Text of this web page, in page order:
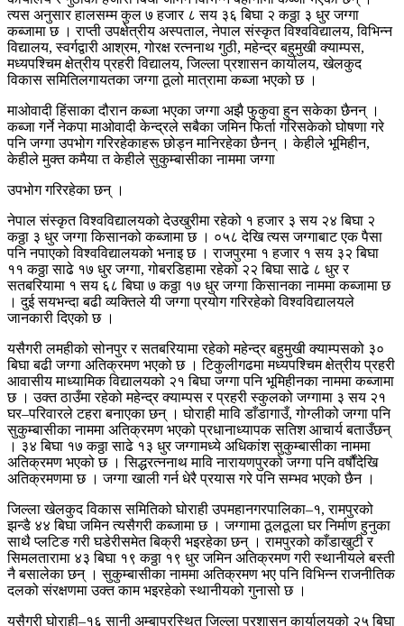
त्यस अनुसार हालसम्म कुल ७ हजार ८ सय ३६ बिघा २ कठ्ठा ३ धुर जग्गा
कब्जामा छ । राप्ती उपक्षेत्रीय अस्पताल, नेपाल संस्कृत विश्वविद्यालय, विभिन्न
विद्यालय, स्वर्गद्वारी आश्रम, गोरक्ष रत्ननाथ गुठी, महेन्द्र बहुमुखी क्याम्पस,
मध्यपश्चिम क्षेत्रीय प्रहरी विद्यालय, जिल्ला प्रशासन कार्यालय, खेलकुद
विकास समितिलगायतका जग्गा ठूलो मात्रामा कब्जा भएको छ ।
माओवादी हिंसाका दौरान कब्जा भएका जग्गा अझै फुकुवा हुन सकेका छैनन् ।
कब्जा गर्ने नेकपा माओवादी केन्द्रले सबैका जमिन फिर्ता गरिसकेको घोषणा गरे
पनि जग्गा उपभोग गरिरहेकाहरू छोड्न मानिरहेका छैनन् । केहीले भूमिहीन,
केहीले मुक्त कमैया त केहीले सुकुम्बासीका नाममा जग्गा
उपभोग गरिरहेका छन् ।
नेपाल संस्कृत विश्वविद्यालयको देउखुरीमा रहेको १ हजार ३ सय २४ बिघा २
कठ्ठा ३ धुर जग्गा किसानको कब्जामा छ । ०५८ देखि त्यस जग्गाबाट एक पैसा
पनि नपाएको विश्वविद्यालयको भनाइ छ । राजपुरमा १ हजार १ सय ३२ बिघा
११ कठ्ठा साढे १७ धुर जग्गा, गोबरडिहामा रहेको २२ बिघा साढे ८ धुर र
सतबरियामा १ सय ६८ बिघा ७ कठ्ठा १७ धुर जग्गा किसानका नाममा कब्जामा छ
। दुई सयभन्दा बढी व्यक्तिले यी जग्गा प्रयोग गरिरहेको विश्वविद्यालयले
जानकारी दिएको छ ।
यसैगरी लमहीको सोनपुर र सतबरियामा रहेको महेन्द्र बहुमुखी क्याम्पसको ३०
बिघा बढी जग्गा अतिक्रमण भएको छ । टिकुलीगढमा मध्यपश्चिम क्षेत्रीय प्रहरी
आवासीय माध्यामिक विद्यालयको २१ बिघा जग्गा पनि भूमिहीनका नाममा कब्जामा
छ । उक्त ठाउँमा रहेको महेन्द्र क्याम्पस र प्रहरी स्कुलको जग्गामा ३ सय २१
घर–परिवारले टहरा बनाएका छन् । घोराही मावि डाँडागाउँ, गोग्लीको जग्गा पनि
सुकुम्बासीका नाममा अतिक्रमण भएको प्रधानाध्यापक सतिश आचार्य बताउँछन्
। ३४ बिघा १७ कठ्ठा साढे १३ धुर जग्गामध्ये अधिकांश सुकुम्बासीका नाममा
अतिक्रमण भएको छ । सिद्धरत्ननाथ मावि नारायणपुरको जग्गा पनि वर्षौंदेखि
अतिक्रमणमा छ । जग्गा खाली गर्न धेरै प्रयास गरे पनि सम्भव भएको छैन ।
जिल्ला खेलकुद विकास समितिको घोराही उपमहानगरपालिका–१, रामपुरको
झन्डै ४४ बिघा जमिन त्यसैगरी कब्जामा छ । जग्गामा ठूलठूला घर निर्माण हुनुका
साथै प्लटिङ गरी घडेरीसमेत बिक्री भइरहेका छन् । रामपुरको काँडाखुटी र
सिमलतारामा ४३ बिघा १९ कठ्ठा १९ धुर जमिन अतिक्रमण गरी स्थानीयले बस्ती
नै बसालेका छन् । सुकुम्बासीका नाममा अतिक्रमण भए पनि विभिन्न राजनीतिक
दलको संरक्षणमा उक्त काम भइरहेको स्थानीयको गुनासो छ ।
यसैगरी घोराही–१६ सानी अम्बापुरस्थित जिल्ला प्रशासन कार्यालयको २५ बिघा